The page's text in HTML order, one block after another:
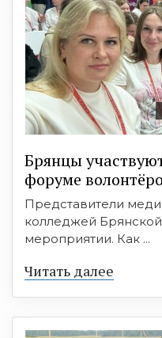
Брянцы
форуме
Представители
колледжей Брянской
мероприятии. Как ...
Читать далее